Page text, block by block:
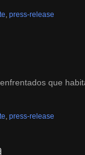
, press-release
que
, press-release